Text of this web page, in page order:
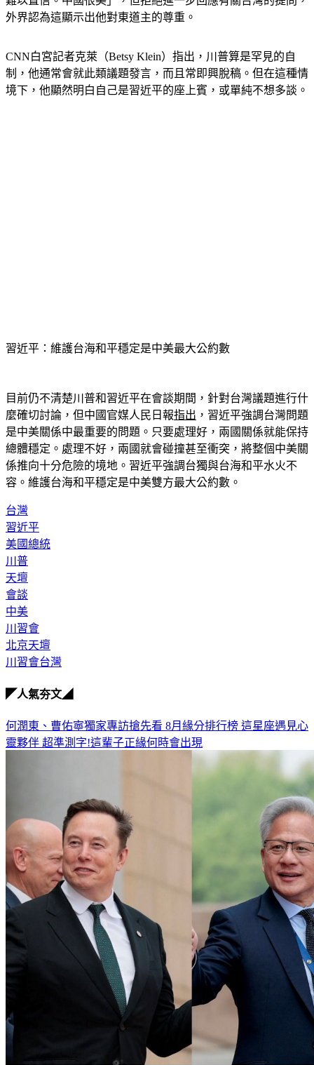
難以置信。中國很美」，但拒絕進一步回應有關台灣的提問，
CNN白宮記者克萊（Betsy Klein）指出，川普算是罕見的自
制，他通常會就此類議題發言，而且常即興脫稿。但在這種情
目前仍不清楚川普和習近平在會談期間，針對台灣議題進行什
麼確切討論，但中國官媒人民日報指出，習近平強調台灣問題
是中美關係中最重要的問題。只要處理好，兩國關係就能保持
總體穩定。處理不好，兩國就會碰撞甚至衝突，將整個中美關
係推向十分危險的境地。習近平強調台獨與台海和平水火不
台灣
習近平
美國總統
川普
天壇
會談
中美
川習會
北京天壇
何潤東、曹佑寧獨家專訪搶先看8月緣分排行榜 這星座遇見心
超準測字!這輩子正緣何時會出現